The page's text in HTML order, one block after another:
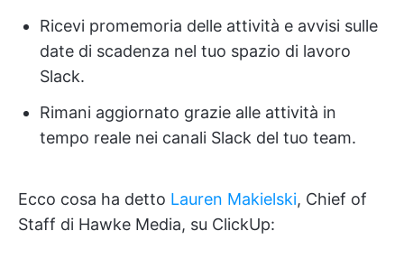
Ricevi promemoria delle attività e avvisi sulle
date di scadenza nel tuo spazio di lavoro
Slack.
Rimani aggiornato grazie alle attività in
tempo reale nei canali Slack del tuo team.
Ecco cosa ha detto Lauren Makielski, Chief of
Staff di Hawke Media, su ClickUp: